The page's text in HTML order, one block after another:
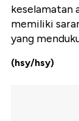
keselamatan
memiliki
yang
(hsy/hsy)